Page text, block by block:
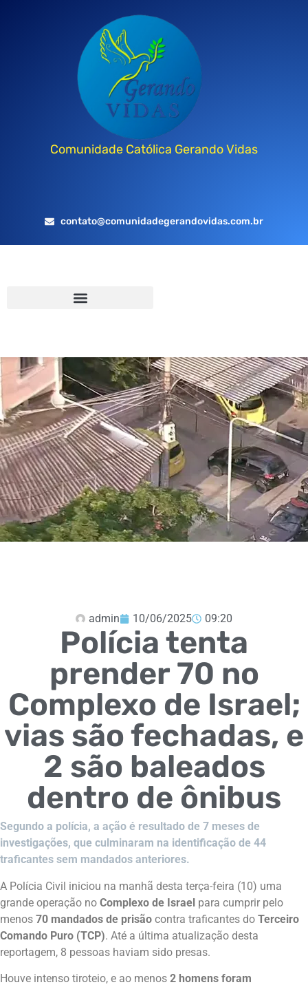
Comunidade Católica Gerando Vidas
contato@comunidadegerandovidas.com.br
admin 10/06/2025 09:20
Polícia tenta
prender 70 no
Complexo de Israel;
vias são fechadas, e
2 são baleados
dentro de ônibus
Segundo a polícia, a ação é resultado de 7 meses de
investigações, que culminaram na identificação de 44
traficantes sem mandados anteriores.
A Polícia Civil iniciou na manhã desta terça-feira (10) uma
grande operação no Complexo de Israel para cumprir pelo
menos 70 mandados de prisão contra traficantes do Terceiro
Comando Puro (TCP). Até a última atualização desta
reportagem, 8 pessoas haviam sido presas.
Houve intenso tiroteio, e ao menos 2 homens foram